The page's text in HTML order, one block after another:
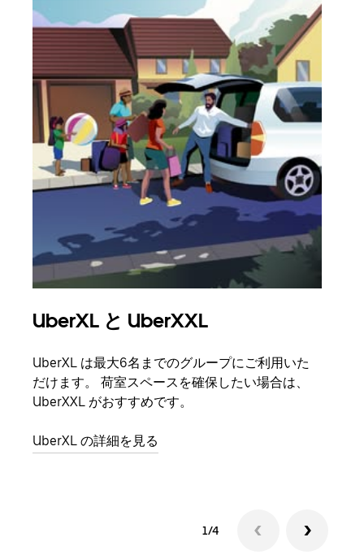
UberXL と UberXXL
UberXL は最大6名までのグループにご利用いた
だけます。 荷室スペースを確保したい場合は、
UberXXL がおすすめです。
UberXL の詳細を見る
1/4